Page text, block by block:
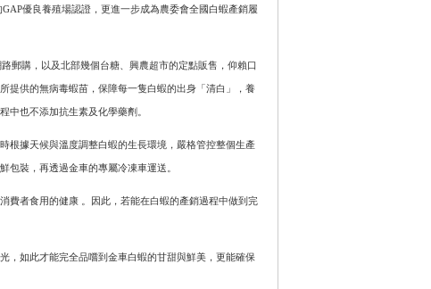
優良養殖場認證，更進一步成為農委會全國白蝦產銷履
郵購，以及北部幾個台糖、興農超市的定點販售，仰賴口
提供的無病毒蝦苗，保障每一隻白蝦的出身「清白」，養
中也不添加抗生素及化學藥劑。
根據天候與溫度調整白蝦的生長環境，嚴格管控整個生產
包裝，再透過金車的專屬冷凍車運送。
費者食用的健康 。因此，若能在白蝦的產銷過程中做到完
，如此才能完全品嚐到金車白蝦的甘甜與鮮美，更能確保